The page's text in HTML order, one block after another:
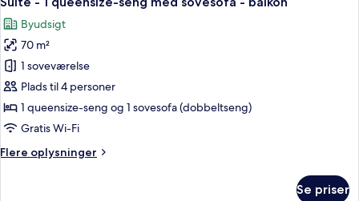
med
sovesofa
tekøkken
alle
billeder
af
Suite
-
1
queensize-
med
Byudsigt
70 m²
1 soveværelse
Plads til 4 personer
1 queensize-seng og 1 sovesofa (dobbeltseng)
Gratis Wi-Fi
Flere oplysninger
Flere
Se priser